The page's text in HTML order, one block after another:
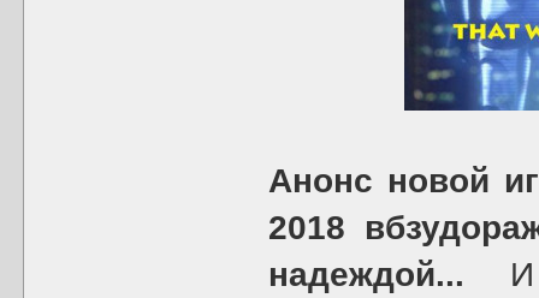
Анонс новой
2018
надеждой... И